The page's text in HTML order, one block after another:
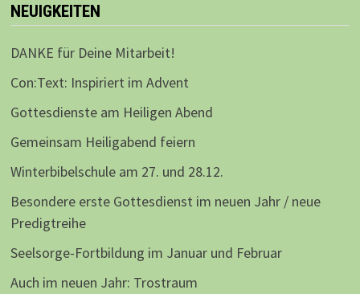
NEUIGKEITEN
DANKE für Deine Mitarbeit!
Con:Text: Inspiriert im Advent
Gottesdienste am Heiligen Abend
Gemeinsam Heiligabend feiern
Winterbibelschule am 27. und 28.12.
Besondere erste Gottesdienst im neuen Jahr / neue
Predigtreihe
Seelsorge-Fortbildung im Januar und Februar
Auch im neuen Jahr: Trostraum